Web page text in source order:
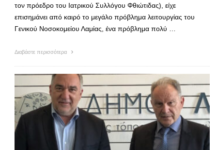
τον πρόεδρο του Ιατρικού Συλλόγου Φθιώτιδας), είχε
επισημάνει από καιρό το μεγάλο πρόβλημα λειτουργίας του
Γενικού Νοσοκομείου Λαμίας, ένα πρόβλημα πολύ …
Διαβάστε περισσότερα